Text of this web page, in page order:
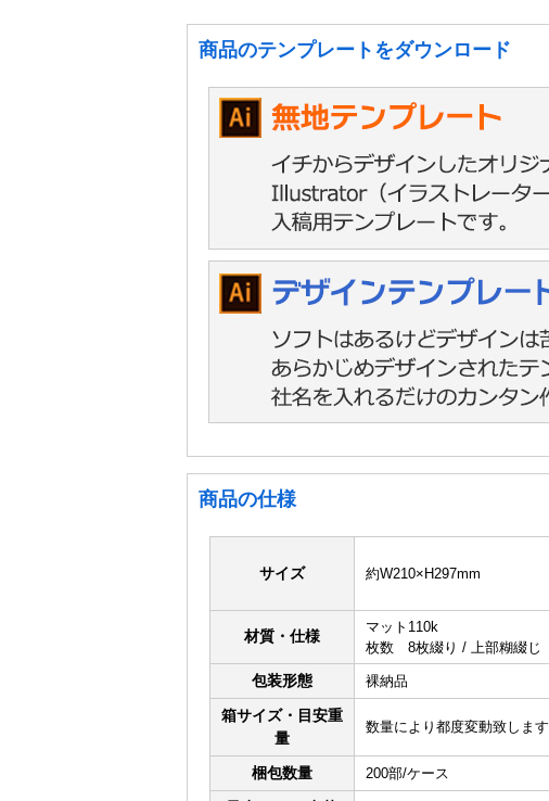
商品のテンプレートをダウンロード
商品の仕様
サイズ 約W210×H297mm
材質・仕様
マット110k
枚数 8枚綴り / 上部糊綴じ
包装形態 裸納品
箱サイズ・目安重
量
数量により都度変動致します
梱包数量 200部/ケース